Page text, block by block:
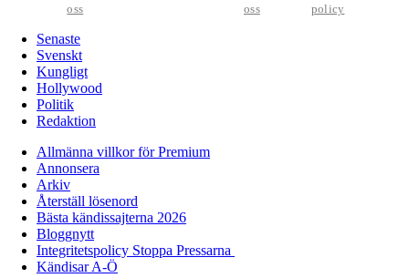
oss
oss
policy
Senaste
Svenskt
Kungligt
Hollywood
Politik
Redaktion
Allmänna villkor för Premium
Annonsera
Arkiv
Återställ lösenord
Bästa kändissajterna 2026
Bloggnytt
Integritetspolicy Stoppa Pressarna
Kändisar A-Ö